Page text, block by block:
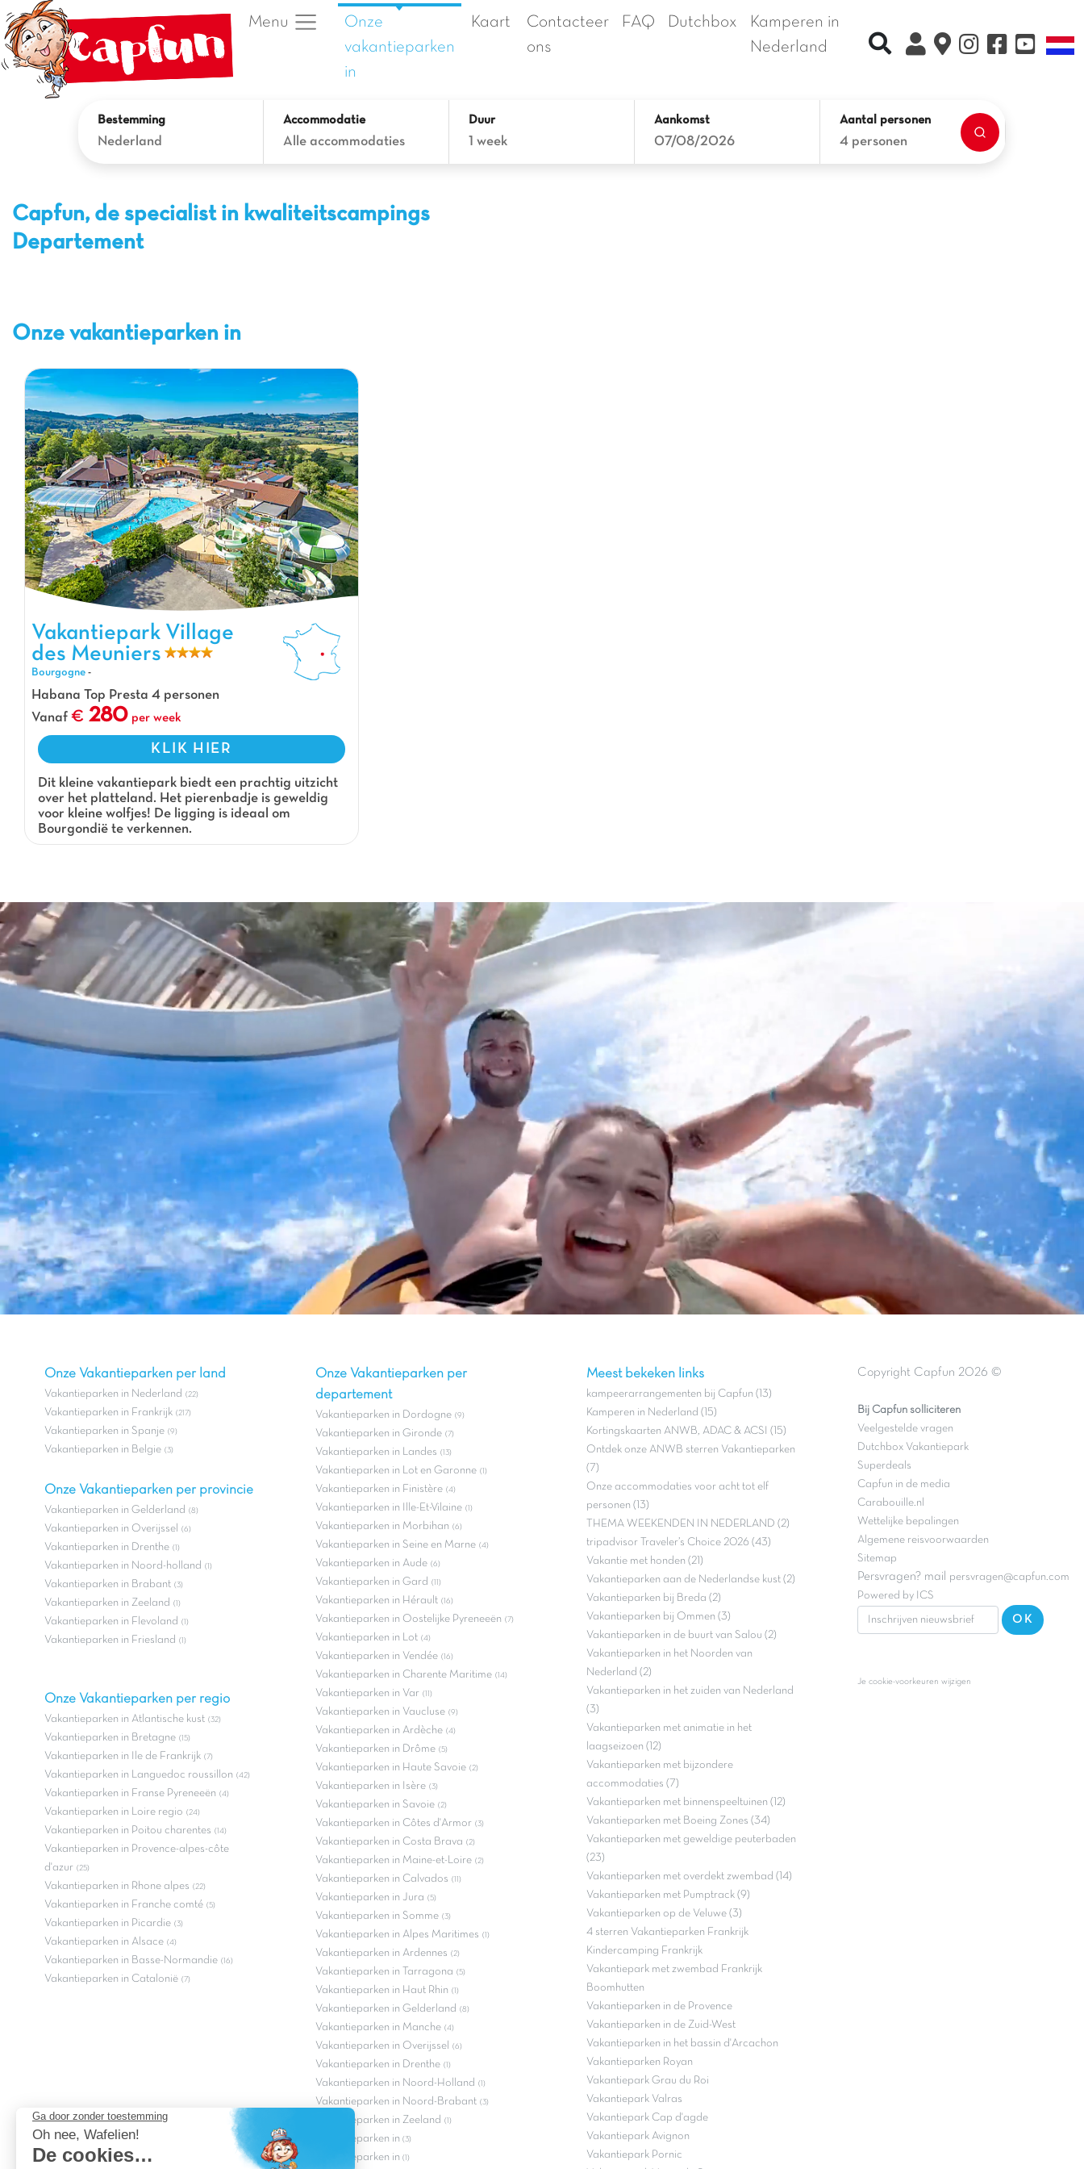
Menu
Onze
vakantieparken
in
Kaart
Contacteer
ons
FAQ Dutchbox
Kamperen in
Nederland
Recherche rapide
Bestemming
Nederland
Accommodatie
Alle accommodaties
Duur
1 week
Aankomst
07/08/2026
Aantal personen
4 personen
Capfun, de specialist in kwaliteitscampings
Departement
Onze vakantieparken in
Vakantiepark Village des Meuniers, Vakantiepark Bourgogne
Vakantiepark Village
des Meuniers
Bourgogne -
Habana Top Presta 4 personen
Vanaf
280 per week
KLIK HIER
Dit kleine vakantiepark biedt een prachtig uitzicht
over het platteland. Het pierenbadje is geweldig
voor kleine wolfjes! De ligging is ideaal om
Bourgondië te verkennen.
Onze Vakantieparken per land
Vakantieparken in Nederland (22)
Vakantieparken in Frankrijk (217)
Vakantieparken in Spanje (9)
Vakantieparken in Belgie (3)
Onze Vakantieparken per provincie
Vakantieparken in Gelderland (8)
Vakantieparken in Overijssel (6)
Vakantieparken in Drenthe (1)
Vakantieparken in Noord-holland (1)
Vakantieparken in Brabant (3)
Vakantieparken in Zeeland (1)
Vakantieparken in Flevoland (1)
Vakantieparken in Friesland (1)
Onze Vakantieparken per regio
Vakantieparken in Atlantische kust (32)
Vakantieparken in Bretagne (15)
Vakantieparken in Ile de Frankrijk (7)
Vakantieparken in Languedoc roussillon (42)
Vakantieparken in Franse Pyreneeën (4)
Vakantieparken in Loire regio (24)
Vakantieparken in Poitou charentes (14)
Vakantieparken in Provence-alpes-côte
d'azur (25)
Vakantieparken in Rhone alpes (22)
Vakantieparken in Franche comté (5)
Vakantieparken in Picardie (3)
Vakantieparken in Alsace (4)
Vakantieparken in Basse-Normandie (16)
Vakantieparken in Catalonië (7)
Onze Vakantieparken per
departement
Vakantieparken in Dordogne (9)
Vakantieparken in Gironde (7)
Vakantieparken in Landes (13)
Vakantieparken in Lot en Garonne (1)
Vakantieparken in Finistère (4)
Vakantieparken in Ille-Et-Vilaine (1)
Vakantieparken in Morbihan (6)
Vakantieparken in Seine en Marne (4)
Vakantieparken in Aude (6)
Vakantieparken in Gard (11)
Vakantieparken in Hérault (16)
Vakantieparken in Oostelijke Pyreneeën (7)
Vakantieparken in Lot (4)
Vakantieparken in Vendée (16)
Vakantieparken in Charente Maritime (14)
Vakantieparken in Var (11)
Vakantieparken in Vaucluse (9)
Vakantieparken in Ardèche (4)
Vakantieparken in Drôme (5)
Vakantieparken in Haute Savoie (2)
Vakantieparken in Isère (3)
Vakantieparken in Savoie (2)
Vakantieparken in Côtes d'Armor (3)
Vakantieparken in Costa Brava (2)
Vakantieparken in Maine-et-Loire (2)
Vakantieparken in Calvados (11)
Vakantieparken in Jura (5)
Vakantieparken in Somme (3)
Vakantieparken in Alpes Maritimes (1)
Vakantieparken in Ardennes (2)
Vakantieparken in Tarragona (5)
Vakantieparken in Haut Rhin (1)
Vakantieparken in Gelderland (8)
Vakantieparken in Manche (4)
Vakantieparken in Overijssel (6)
Vakantieparken in Drenthe (1)
Vakantieparken in Noord-Holland (1)
Vakantieparken in Noord-Brabant (3)
Vakantieparken in Zeeland (1)
Vakantieparken in (3)
Vakantieparken in (1)
Meest bekeken links
kampeerarrangementen bij Capfun (13)
Kamperen in Nederland (15)
Kortingskaarten ANWB, ADAC & ACSI (15)
Ontdek onze ANWB sterren Vakantieparken
(7)
Onze accommodaties voor acht tot elf
personen (13)
THEMA WEEKENDEN IN NEDERLAND (2)
tripadvisor Traveler’s Choice 2026 (43)
Vakantie met honden (21)
Vakantieparken aan de Nederlandse kust (2)
Vakantieparken bij Breda (2)
Vakantieparken bij Ommen (3)
Vakantieparken in de buurt van Salou (2)
Vakantieparken in het Noorden van
Nederland (2)
Vakantieparken in het zuiden van Nederland
(3)
Vakantieparken met animatie in het
laagseizoen (12)
Vakantieparken met bijzondere
accommodaties (7)
Vakantieparken met binnenspeeltuinen (12)
Vakantieparken met Boeing Zones (34)
Vakantieparken met geweldige peuterbaden
(23)
Vakantieparken met overdekt zwembad (14)
Vakantieparken met Pumptrack (9)
Vakantieparken op de Veluwe (3)
4 sterren Vakantieparken Frankrijk
Kindercamping Frankrijk
Vakantiepark met zwembad Frankrijk
Boomhutten
Vakantieparken in de Provence
Vakantieparken in de Zuid-West
Vakantieparken in het bassin d'Arcachon
Vakantieparken Royan
Vakantiepark Grau du Roi
Vakantiepark Valras
Vakantiepark Cap d'agde
Vakantiepark Avignon
Vakantiepark Pornic
Copyright Capfun 2026 ©
Bij Capfun solliciteren
Veelgestelde vragen
Dutchbox Vakantiepark
Superdeals
Capfun in de media
Carabouille.nl
Wettelijke bepalingen
Algemene reisvoorwaarden
Sitemap
Persvragen? mail
persvragen@capfun.com
Powered by ICS
OK
Je cookie-voorkeuren wijzigen